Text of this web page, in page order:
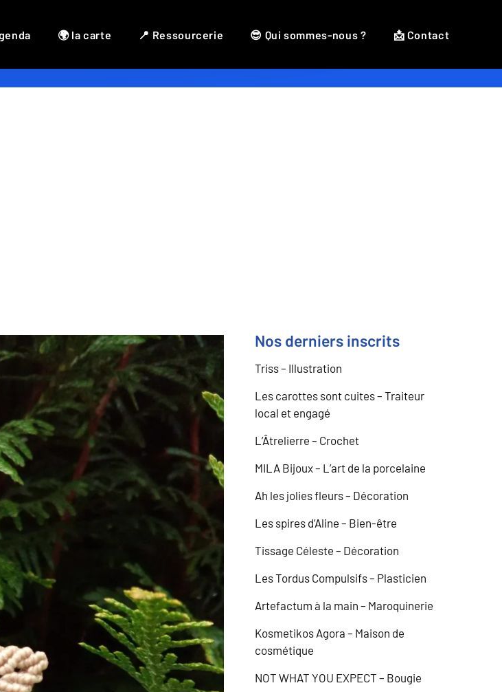
🌍 la carte 📍 Ressourcerie 😎 Qui sommes-nous ? 📩 Contact
Nos derniers inscrits
Triss – Illustration
Les carottes sont cuites – Traiteur
local et engagé
L’Âtrelierre – Crochet
MILA Bijoux – L’art de la porcelaine
Ah les jolies fleurs – Décoration
Les spires d’Aline – Bien-être
Tissage Céleste – Décoration
Les Tordus Compulsifs – Plasticien
Artefactum à la main – Maroquinerie
Kosmetikos Agora – Maison de
cosmétique
NOT WHAT YOU EXPECT – Bougie